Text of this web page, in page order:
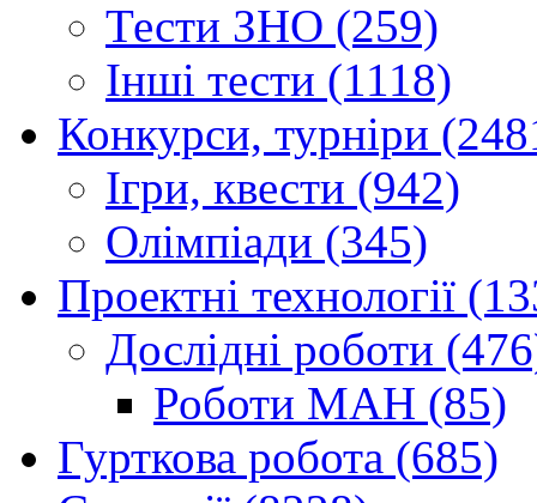
Тести ЗНО (259)
Інші тести (1118)
Конкурси, турніри
Ігри, квести (942)
Олімпіади (345)
Проектні технології
Дослідні роботи
Роботи МАН (85)
Гурткова робота (685)